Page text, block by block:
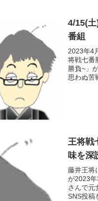
4/15(
番組
2023年4
将戦七番
勝負~」
思わぬ苦
王将戦
味を深
藤井王将
が2023
さんで元
SNS投稿